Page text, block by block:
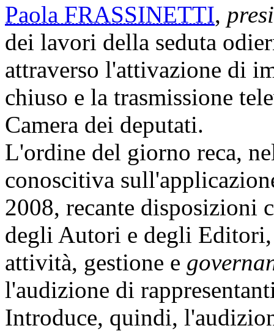
Paola FRASSINETTI,
dei lavori della seduta
attraverso l'attivazione di
chiuso e la trasmissione
Camera dei deputati.
L'ordine del giorno reca,
conoscitiva
2008, recante disposizioni
degli Autori e degli
attività, gestione e
l'audizione di
Introduce, quindi,